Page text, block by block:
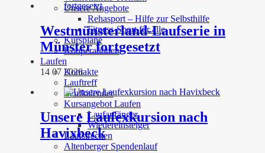
Unsere Angebote
Rehasport – Hilfe zur Selbsthilfe
Fitness-Sport für alle
Kurspläne
Kooperationen
Laufen
Kontakte
Lauftreff
Laufkalender
Kursangebot Laufen
Laufanfänger
Wiedereinsteiger
Laufstrecken
Altenberger Spendenlauf
Westmünsterland-Laufserie in
Münster fortgesetzt
14 07 2026
Unsere Laufexkursion nach
Havixbeck